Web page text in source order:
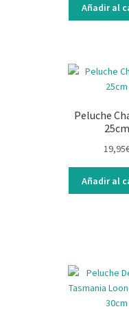
Añadir al
Peluche
25cm
19,95
Añadir al